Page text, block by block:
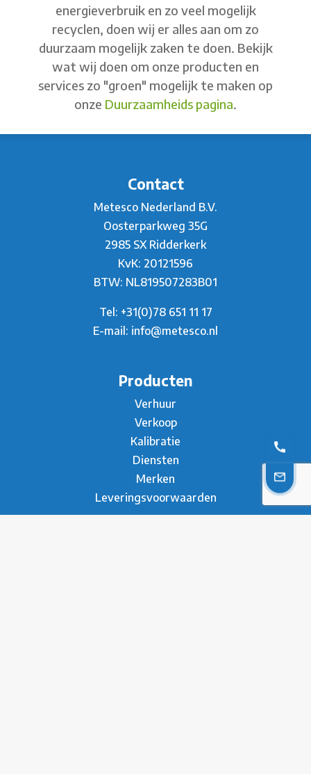
energieverbruik en zo veel mogelijk
recyclen, doen wij er alles aan om zo
duurzaam mogelijk zaken te doen. Bekijk
wat wij doen om onze producten en
services zo "groen" mogelijk te maken op
onze Duurzaamheids pagina.
Contact
Metesco Nederland B.V.
Oosterparkweg 35G
2985 SX Ridderkerk
KvK: 20121596
BTW: NL819507283B01
Tel: +31(0)78 651 11 17
E-mail: info@metesco.nl
Producten
Verhuur
Verkoop
Kalibratie
Diensten
Merken
Leveringsvoorwaarden